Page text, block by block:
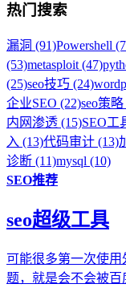
热门搜索
漏洞 (91)Powershell
(53)metasploit (47)
(25)seo技巧 (24)
企业SEO (22)seo策
内网渗透 (15)SEO工
入 (13)代码审计 (13)
诊断 (11)mysql (10)
SEO推荐
seo超级工具
可能很多第一次使用
题，就是会不会被